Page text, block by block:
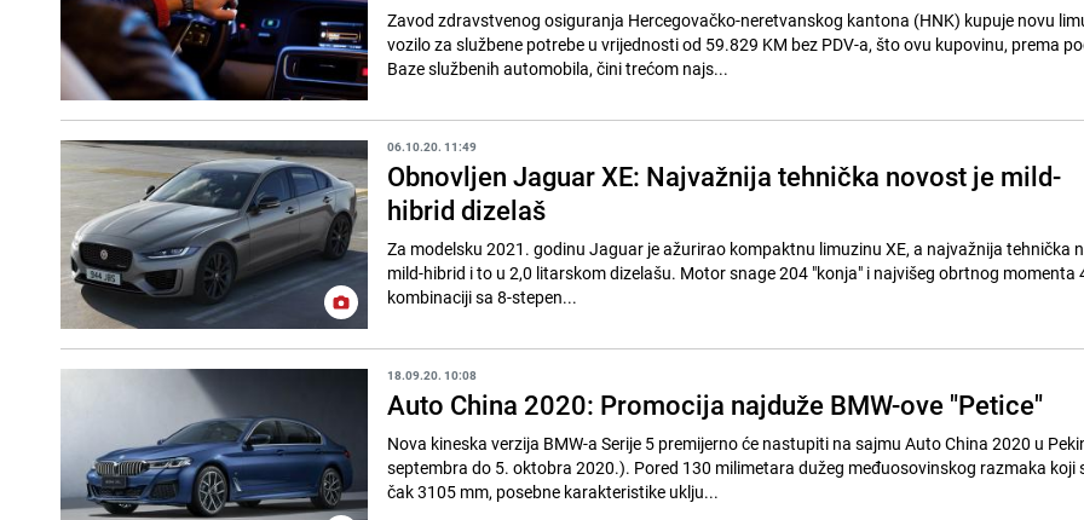
Zavod zdravstvenog osiguranja Hercegovačko-neretvanskog kantona (HNK) kupuje novu
vozilo za službene potrebe u vrijednosti od 59.829 KM bez PDV-a, što ovu kupovinu, prema
Baze službenih automobila, čini trećom najs...
06.10.20. 11:49
Obnovljen Jaguar XE: Najvažnija tehnička novost je mild-
hibrid dizelaš
Za modelsku 2021. godinu Jaguar je ažurirao kompaktnu limuzinu XE, a najvažnija tehnička
mild-hibrid i to u 2,0 litarskom dizelašu. Motor snage 204 "konja" i najvišeg obrtnog momenta
kombinaciji sa 8-stepen...
18.09.20. 10:08
Auto China 2020: Promocija najduže BMW-ove "Petice"
Nova kineska verzija BMW-a Serije 5 premijerno će nastupiti na sajmu Auto China 2020 u
septembra do 5. oktobra 2020.). Pored 130 milimetara dužeg međuosovinskog razmaka koji
čak 3105 mm, posebne karakteristike uklju...